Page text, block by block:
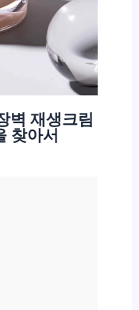
벽 재생크림
찾아서